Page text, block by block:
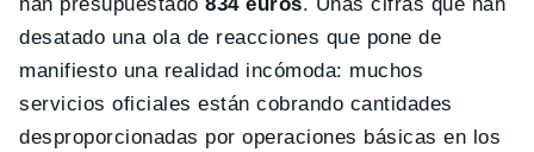
desatado una ola de reacciones que pone de
manifiesto una realidad incómoda: muchos
servicios oficiales están cobrando cantidades
desproporcionadas por operaciones básicas en los